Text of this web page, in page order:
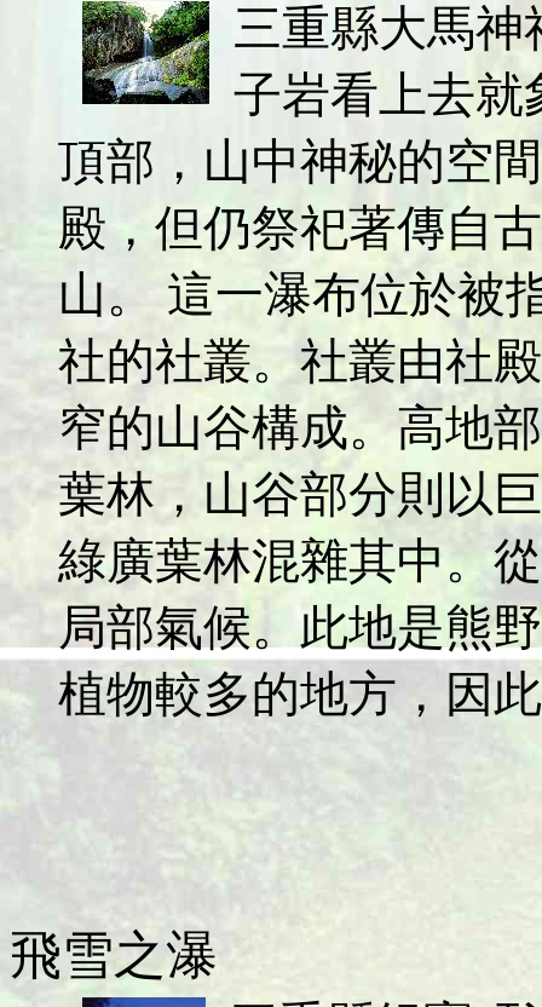
三重縣大馬神
子岩看上去就
頂部，山中神秘的空
殿，但仍祭祀著傳自
山。 這一瀑布位於被
社的社叢。社叢由社
窄的山谷構成。高地
葉林，山谷部分則以
綠廣葉林混雜其中。
局部氣候。此地是熊
植物較多的地方，因
飛雪之瀑